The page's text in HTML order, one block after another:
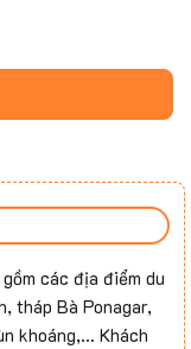
gồm các địa điểm du
tháp Bà Ponagar,
khoáng,… Khách